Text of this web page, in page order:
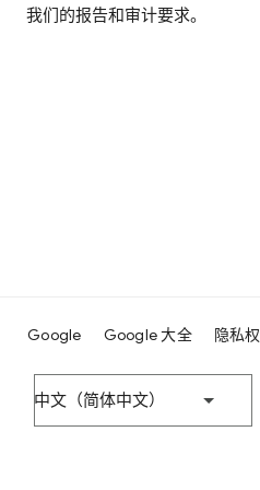
我们的报告和审计要求。
Google Google 大全 隐私权
中文（简体中文）